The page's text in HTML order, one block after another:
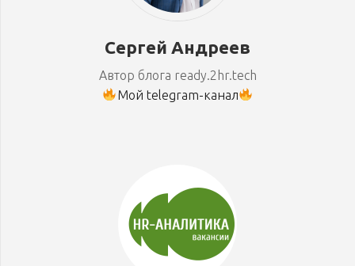
Сергей Андреев
Автор блога ready.2hr.tech
Мой telegram-канал